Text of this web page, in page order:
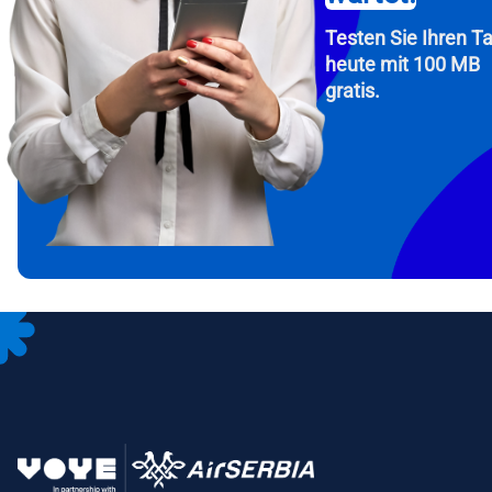
To
Then,
in
Testen Sie Ihren
heute mit 100 MB
gratis.
E-